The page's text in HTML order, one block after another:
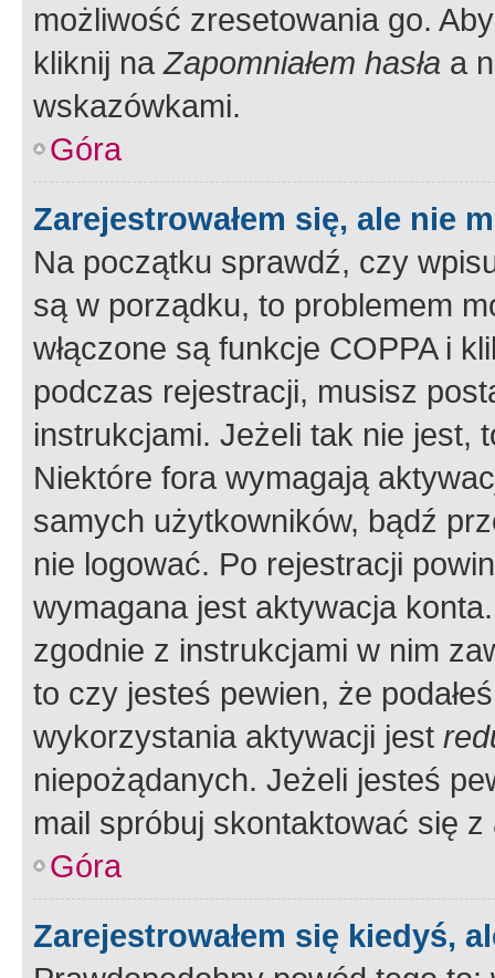
możliwość zresetowania go.
kliknij naZapomniałem hasła a
wskazówkami.
Góra
Zarejestrowałem się, ale nie
Na początku sprawdź, czy
są w porządku, to problemem
włączone są funkcje COPPA i
podczas rejestracji, musisz
instrukcjami. Jeżeli tak nie jest,
Niektóre fora wymagają
samych użytkowników, bądź
nie logować. Po rejestracji
wymagana jest aktywacja
zgodnie z instrukcjami w nim
to czy jesteś pewien, że
wykorzystania aktywacji jest
niepożądanych. Jeżeli jesteś
mail spróbuj skontaktować się
Góra
Zarejestrowałem się kiedyś,